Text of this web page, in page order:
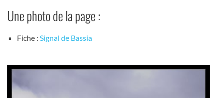
Une photo de la page :
Fiche : Signal de Bassia